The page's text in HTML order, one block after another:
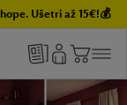
Ušetri až 15€!💰